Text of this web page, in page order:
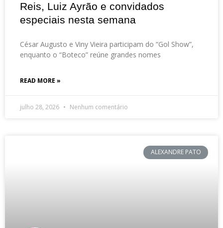
Reis, Luiz Ayrão e convidados
especiais nesta semana
César Augusto e Viny Vieira participam do “Gol Show”,
enquanto o “Boteco” reúne grandes nomes
READ MORE »
julho 28, 2026 Nenhum comentário
ALEXANDRE PATO